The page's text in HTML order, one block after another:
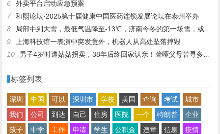
6
外卖平台启动应急预案
7
和熙论坛·2025第十届健康中国医药连锁发展论坛在泰州举办
8
局部中到大雪，最低气温降至-13℃，济南今冬的第一场雪，或跟去年同一时间！
9
上海科技馆一表演中突发意外，机器人从高处坠落摔毁
10
男子4岁时遭姑姑拐卖，38年后终回家认亲！聋哑父母苦寻多年，母亲已抱憾离世丨红星寻人
标签列表
深圳 中国 可以 深圳市 学校 美国 查询 考试
城市
我们
公司 到达 自己 住房 医院 一个 特朗普
企业
孩子
中学 工作 申请 学生 公积金 违章 信息 疫情